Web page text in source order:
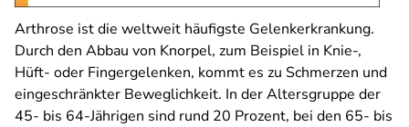
Arthrose ist die weltweit häufigste Gelenkerkrankung.
Durch den Abbau von Knorpel, zum Beispiel in Knie-,
Hüft- oder Fingergelenken, kommt es zu Schmerzen und
eingeschränkter Beweglichkeit. In der Altersgruppe der
45- bis 64-Jährigen sind rund 20 Prozent, bei den 65- bis